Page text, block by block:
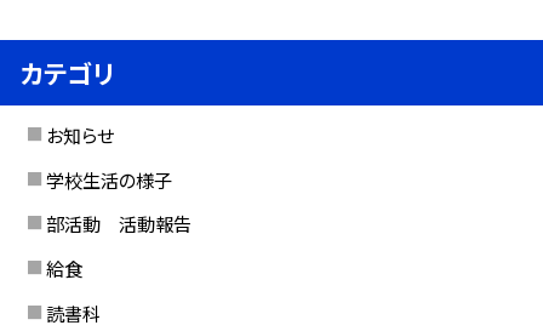
カテゴリ
お知らせ
学校生活の様子
部活動 活動報告
給食
読書科